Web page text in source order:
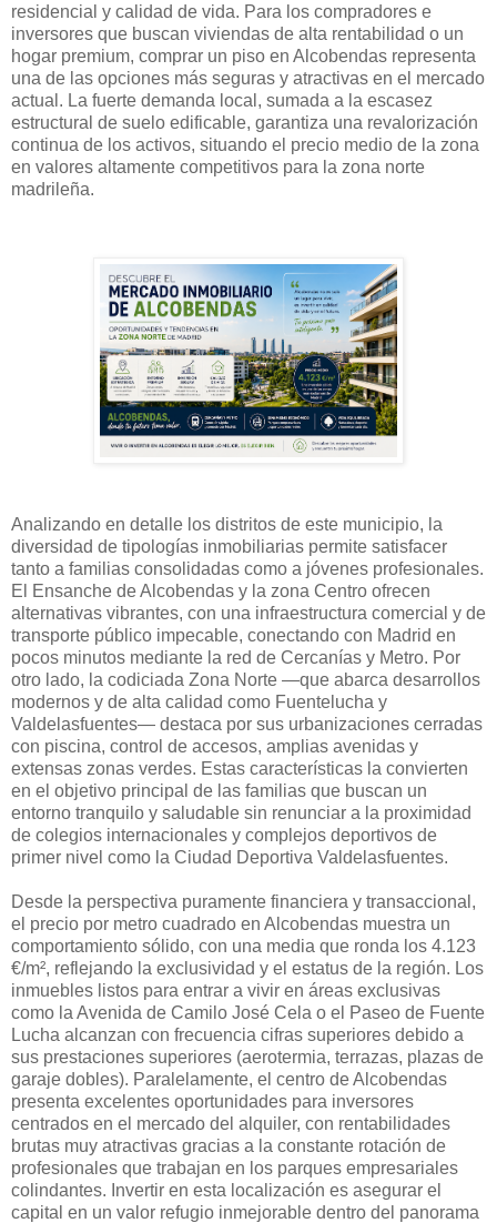
residencial y calidad de vida. Para los compradores e
inversores que buscan viviendas de alta rentabilidad o un
hogar premium, comprar un piso en Alcobendas representa
una de las opciones más seguras y atractivas en el mercado
actual. La fuerte demanda local, sumada a la escasez
estructural de suelo edificable, garantiza una revalorización
continua de los activos, situando el precio medio de la zona
en valores altamente competitivos para la zona norte
madrileña.
Analizando en detalle los distritos de este municipio, la
diversidad de tipologías inmobiliarias permite satisfacer
tanto a familias consolidadas como a jóvenes profesionales.
El Ensanche de Alcobendas y la zona Centro ofrecen
alternativas vibrantes, con una infraestructura comercial y de
transporte público impecable, conectando con Madrid en
pocos minutos mediante la red de Cercanías y Metro. Por
otro lado, la codiciada Zona Norte —que abarca desarrollos
modernos y de alta calidad como Fuentelucha y
Valdelasfuentes— destaca por sus urbanizaciones cerradas
con piscina, control de accesos, amplias avenidas y
extensas zonas verdes. Estas características la convierten
en el objetivo principal de las familias que buscan un
entorno tranquilo y saludable sin renunciar a la proximidad
de colegios internacionales y complejos deportivos de
primer nivel como la Ciudad Deportiva Valdelasfuentes.
Desde la perspectiva puramente financiera y transaccional,
el precio por metro cuadrado en Alcobendas muestra un
comportamiento sólido, con una media que ronda los 4.123
€/m², reflejando la exclusividad y el estatus de la región. Los
inmuebles listos para entrar a vivir en áreas exclusivas
como la Avenida de Camilo José Cela o el Paseo de Fuente
Lucha alcanzan con frecuencia cifras superiores debido a
sus prestaciones superiores (aerotermia, terrazas, plazas de
garaje dobles). Paralelamente, el centro de Alcobendas
presenta excelentes oportunidades para inversores
centrados en el mercado del alquiler, con rentabilidades
brutas muy atractivas gracias a la constante rotación de
profesionales que trabajan en los parques empresariales
colindantes. Invertir en esta localización es asegurar el
capital en un valor refugio inmejorable dentro del panorama